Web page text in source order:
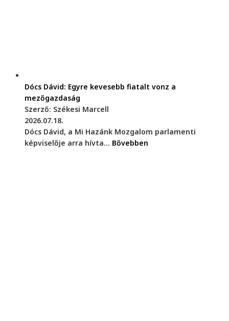
Dócs Dávid: Egyre kevesebb fiatalt vonz a
mezőgazdaság
Szerző: Székesi Marcell
2026.07.18.
Dócs Dávid, a Mi Hazánk Mozgalom parlamenti
képviselője arra hívta... Bővebben